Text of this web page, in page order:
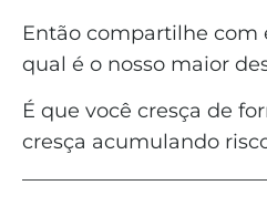
Então compartilhe com
qual é o nosso maior
É que você cresça de
cresça acumulando